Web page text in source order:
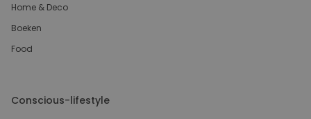
Home & Deco
Boeken
Food
Conscious-lifestyle